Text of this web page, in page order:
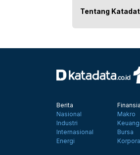
Tentang
Berita
Nasional
Industri
Internasional
Energi
Makro
Bursa